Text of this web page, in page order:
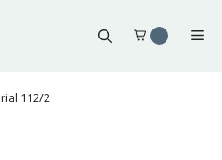
112/2